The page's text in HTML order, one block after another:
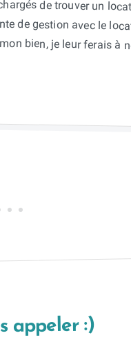
appeler :)